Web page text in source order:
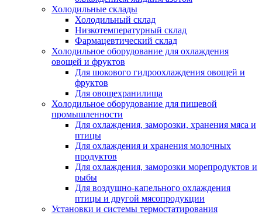
Холодильные склады
Холодильный склад
Низкотемпературный склад
Фармацевтический склад
Холодильное оборудование для охлаждения
овощей и фруктов
Для шокового гидроохлаждения овощей и
фруктов
Для овощехранилища
Холодильное оборудование для пищевой
промышленности
Для охлаждения, заморозки, хранения мяса и
птицы
Для охлаждения и хранения молочных
продуктов
Для охлаждения, заморозки морепродуктов и
рыбы
Для воздушно-капельного охлаждения
птицы и другой мясопродукции
Установки и системы термостатирования